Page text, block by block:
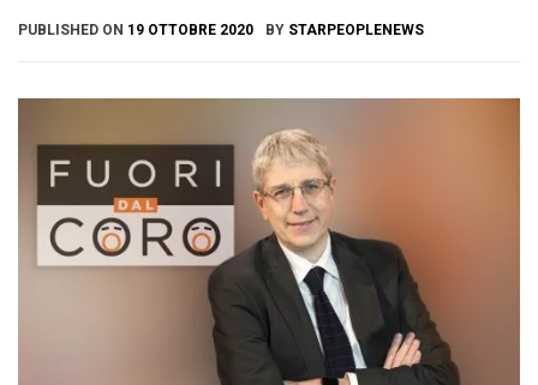
PUBLISHED ON 19 OTTOBRE 2020 BY STARPEOPLENEWS